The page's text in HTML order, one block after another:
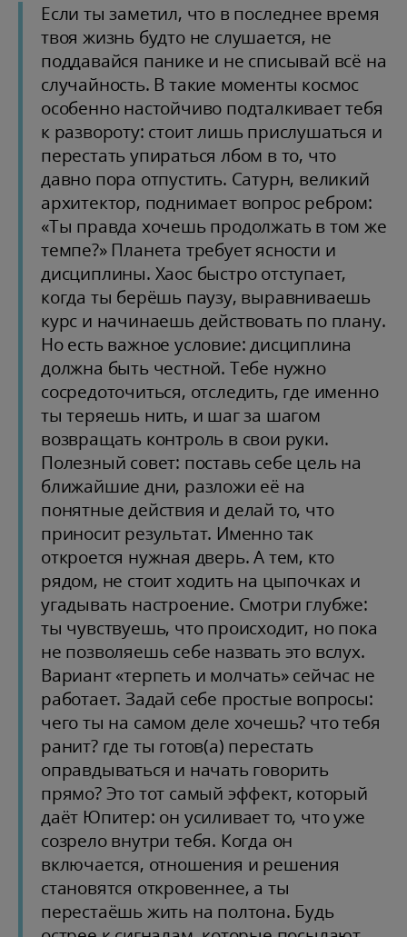
Если ты заметил, что в последнее время
твоя жизнь будто не слушается, не
поддавайся панике и не списывай всё на
случайность. В такие моменты космос
особенно настойчиво подталкивает тебя
к развороту: стоит лишь прислушаться и
перестать упираться лбом в то, что
давно пора отпустить. Сатурн, великий
архитектор, поднимает вопрос ребром:
«Ты правда хочешь продолжать в том же
темпе?» Планета требует ясности и
дисциплины. Хаос быстро отступает,
когда ты берёшь паузу, выравниваешь
курс и начинаешь действовать по плану.
Но есть важное условие: дисциплина
должна быть честной. Тебе нужно
сосредоточиться, отследить, где именно
ты теряешь нить, и шаг за шагом
возвращать контроль в свои руки.
Полезный совет: поставь себе цель на
ближайшие дни, разложи её на
понятные действия и делай то, что
приносит результат. Именно так
откроется нужная дверь. А тем, кто
рядом, не стоит ходить на цыпочках и
угадывать настроение. Смотри глубже:
ты чувствуешь, что происходит, но пока
не позволяешь себе назвать это вслух.
Вариант «терпеть и молчать» сейчас не
работает. Задай себе простые вопросы:
чего ты на самом деле хочешь? что тебя
ранит? где ты готов(а) перестать
оправдываться и начать говорить
прямо? Это тот самый эффект, который
даёт Юпитер: он усиливает то, что уже
созрело внутри тебя. Когда он
включается, отношения и решения
становятся откровеннее, а ты
перестаёшь жить на полтона. Будь